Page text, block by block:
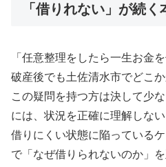
「借りれない」が続く
「任意整理をしたら一生お金
破産後でも土佐清水市でどこ
この疑問を持つ方は決して少
には、状況を正確に理解しな
借りにくい状態に陥っている
で「なぜ借りられないのか」